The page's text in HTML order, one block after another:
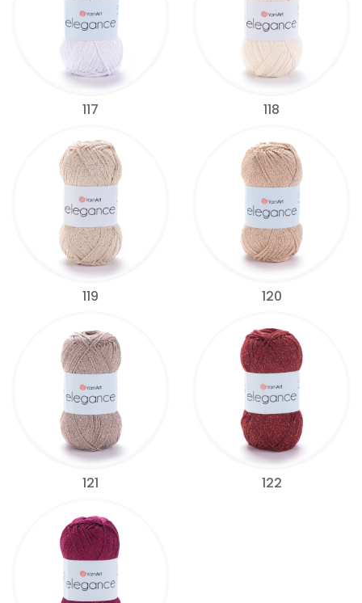
117 118
119 120
121 122